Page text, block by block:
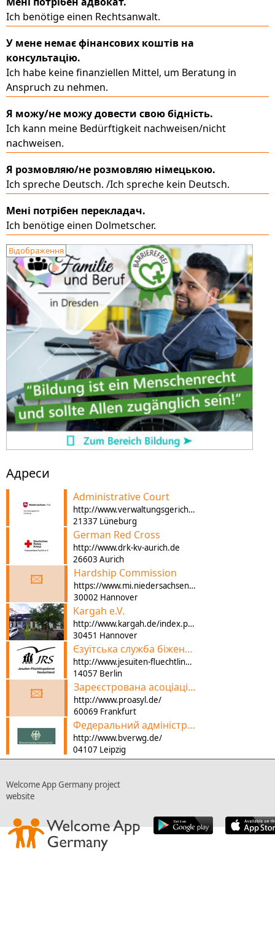
Ich benötige einen Rechtsanwalt.
У мене немає фінансових коштів на
консультацію.
Ich habe keine finanziellen Mittel, um Beratung in
Anspruch zu nehmen.
Я можу/не можу довести свою бідність.
Ich kann meine Bedürftigkeit nachweisen/nicht
nachweisen.
Я розмовляю/не розмовляю німецькою.
Ich spreche Deutsch. /Ich spreche kein Deutsch.
Мені потрібен перекладач.
Ich benötige einen Dolmetscher.
Відображення
Адреси
Administrative Court
http://www.verwaltungsgericht-lueneburg.niedersachsen.de/startseite/
21337 Lüneburg
German Red Cross
http://www.drk-kv-aurich.de
26603 Aurich
🖾 Hardship Commission
https://www.mi.niedersachsen.de/startseite/themen/auslanderangelegenheiten/hartefallkommission/haertefallkommission-beim-niedersaechsischen-ministerium-fuer-inneres-und-sport-63033.html
30002 Hannover
Kargah e.V.
http://www.kargah.de/index.php?lang=de
30451 Hannover
Єзуїтська служба біженців
http://www.jesuiten-fluechtlingsdienst.de/
14057 Berlin
🖾 Зареєстрована асоціація Pro Asyl
http://www.proasyl.de/
60069 Frankfurt
Федеральний адміністративний суд
http://www.bverwg.de/
04107 Leipzig
Welcome App Germany project
website